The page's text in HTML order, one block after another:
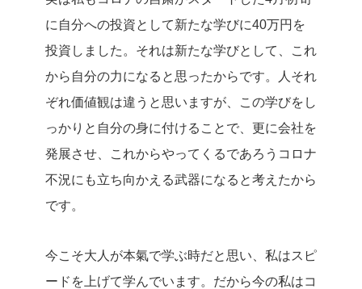
に自分への投資として新たな学びに40万円を
投資しました。 それは新たな学びとして、これ
から自分の力になると思ったからです。
人それ
ぞれ価値観は違うと思いますが、この学びをし
っかりと自分の身に付けることで、更に会社を
発展させ、これからやってくるであろうコロナ
不況にも立ち向かえる武器になると考えたから
です。
今こそ大人が本氣で学ぶ時だと思い、私はスピ
ードを上げて学んでいます。 だから今の私はコ